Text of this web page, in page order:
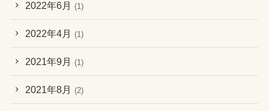
2022年6月 (1)
2022年4月 (1)
2021年9月 (1)
2021年8月 (2)